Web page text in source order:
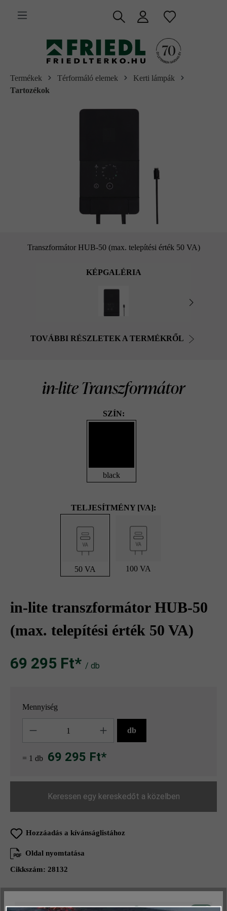
tartalomra
Termékek Térformáló elemek
Kerti lámpák
Tartozékok
Transzformátor HUB-50 (max. telepítési érték 50 VA)
KÉPGALÉRIA
TOVÁBBI RÉSZLETEK A TERMÉKRŐL
in-lite Transzformátor
SZÍN:
black
TELJESÍTMÉNY [VA]:
50 VA 100 VA
in-lite transzformátor HUB-50
(max. telepítési érték 50 VA)
69 295 Ft‎‎‎* / db
Mennyiség
db
= 1 db 69 295 Ft*
Keressen egy kereskedőt a közelben
Hozzáadás a kívánságlistához
Oldal nyomtatása
Cikkszám: 28132